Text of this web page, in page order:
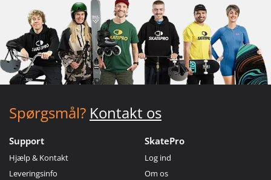
Spørgsmål? Kontakt os
Support
Hjælp & Kontakt
Leveringsinfo
SkatePro
Log ind
Om os